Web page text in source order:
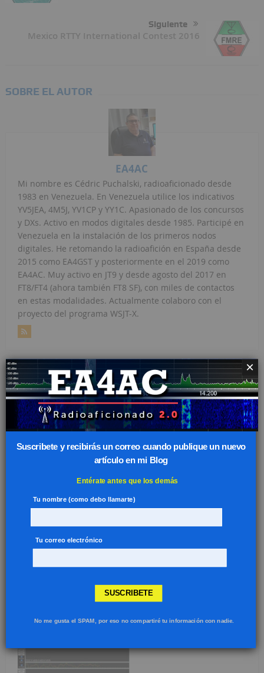
Siguiente
Mexico RTTY International Contest 2016
SOBRE EL AUTOR
EA4AC
Mi nombre es Cédric Puchalski, radioaficionado desde
1983 en Venezuela. En Venezuela utilice los indicativos
YV5JEA, 4M5J, YV1CP y YY1C. Apasionado de los concursos
y DXs. Activo en modos digitales desde 1985. Participé en
Venezuela en la instalación de los primeros nodos
digitales. He retomando la radioafición en España desde
2015 como EA4GST y posteriormente en el 2019 como
EA4AC. Muy activo en JT9 y desde agosto del 2017 en
FT8/FT4 (ahora también FT8 SF), con miles de contactos
en estas modalidades. Actualmente colaboro con el
proyecto del programa WSJT-X.
ARTÍCULOS RELATIVOS
julio 31, 2026
DME – Referencias menos activadas
Suscribete y recibirás un correo cuando publique un nuevo
artículo en mi Blog
Entérate antes que los demás
Tu nombre (como debo llamarte)
No me gusta el SPAM, por eso no compartiré tu información con nadie.
×
SUSCRIBETE
Tu correo electrónico